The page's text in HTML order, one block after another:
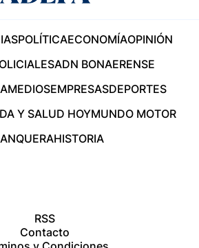
POLÍTICAECONOMÍAOPINIÓN
ADN BONAERENSE
MEDIOSEMPRESASDEPORTES
Y SALUD HOYMUNDO MOTOR
HISTORIA
RSS
Contacto